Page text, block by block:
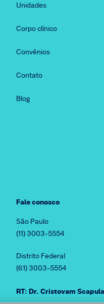
Unidades
Corpo clínico
Convênios
Contato
Blog
Fale conosco
São Paulo
(11) 3003-5554
Distrito Federal
(61) 3003-5554
RT: Dr. Cristovam